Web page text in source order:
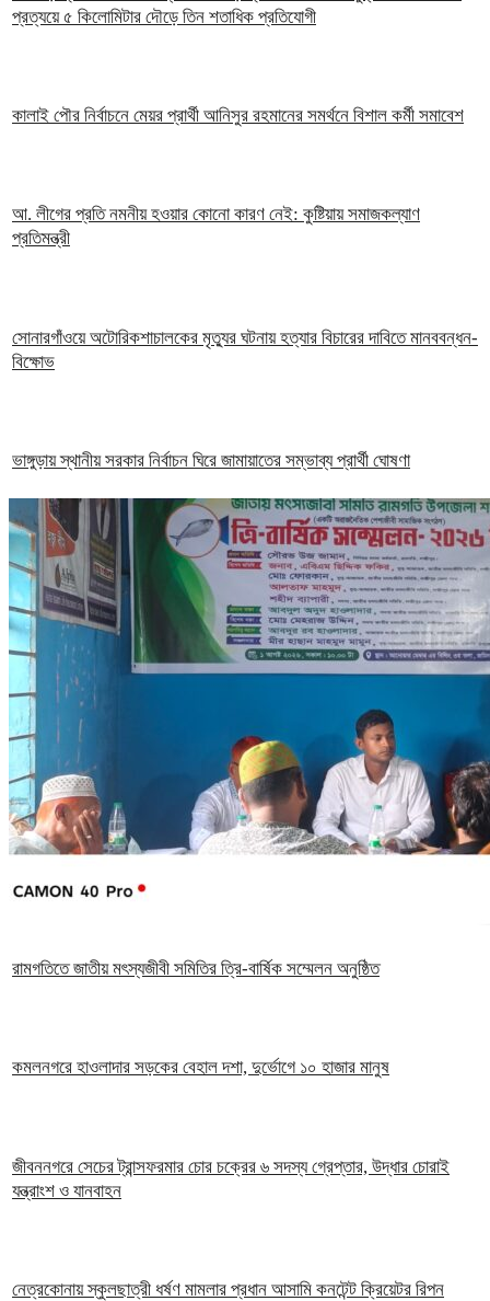
প্রত্যয়ে ৫ কিলোমিটার দৌড়ে তিন শতাধিক প্রতিযোগী
কালাই পৌর নির্বাচনে মেয়র প্রার্থী আনিসুর রহমানের সমর্থনে বিশাল কর্মী সমাবেশ
আ. লীগের প্রতি নমনীয় হওয়ার কোনো কারণ নেই: কুষ্টিয়ায় সমাজকল্যাণ
প্রতিমন্ত্রী
সোনারগাঁওয়ে অটোরিকশাচালকের মৃত্যুর ঘটনায় হত্যার বিচারের দাবিতে মানববন্ধন-
বিক্ষোভ
ভাঙ্গুড়ায় স্থানীয় সরকার নির্বাচন ঘিরে জামায়াতের সম্ভাব্য প্রার্থী ঘোষণা
রামগতিতে জাতীয় মৎস্যজীবী সমিতির ত্রি-বার্ষিক সম্মেলন অনুষ্ঠিত
কমলনগরে হাওলাদার সড়কের বেহাল দশা, দুর্ভোগে ১০ হাজার মানুষ
জীবননগরে সেচের ট্রান্সফরমার চোর চক্রের ৬ সদস্য গ্রেপ্তার, উদ্ধার চোরাই
যন্ত্রাংশ ও যানবাহন
নেত্রকোনায় স্কুলছাত্রী ধর্ষণ মামলার প্রধান আসামি কনটেন্ট ক্রিয়েটর রিপন